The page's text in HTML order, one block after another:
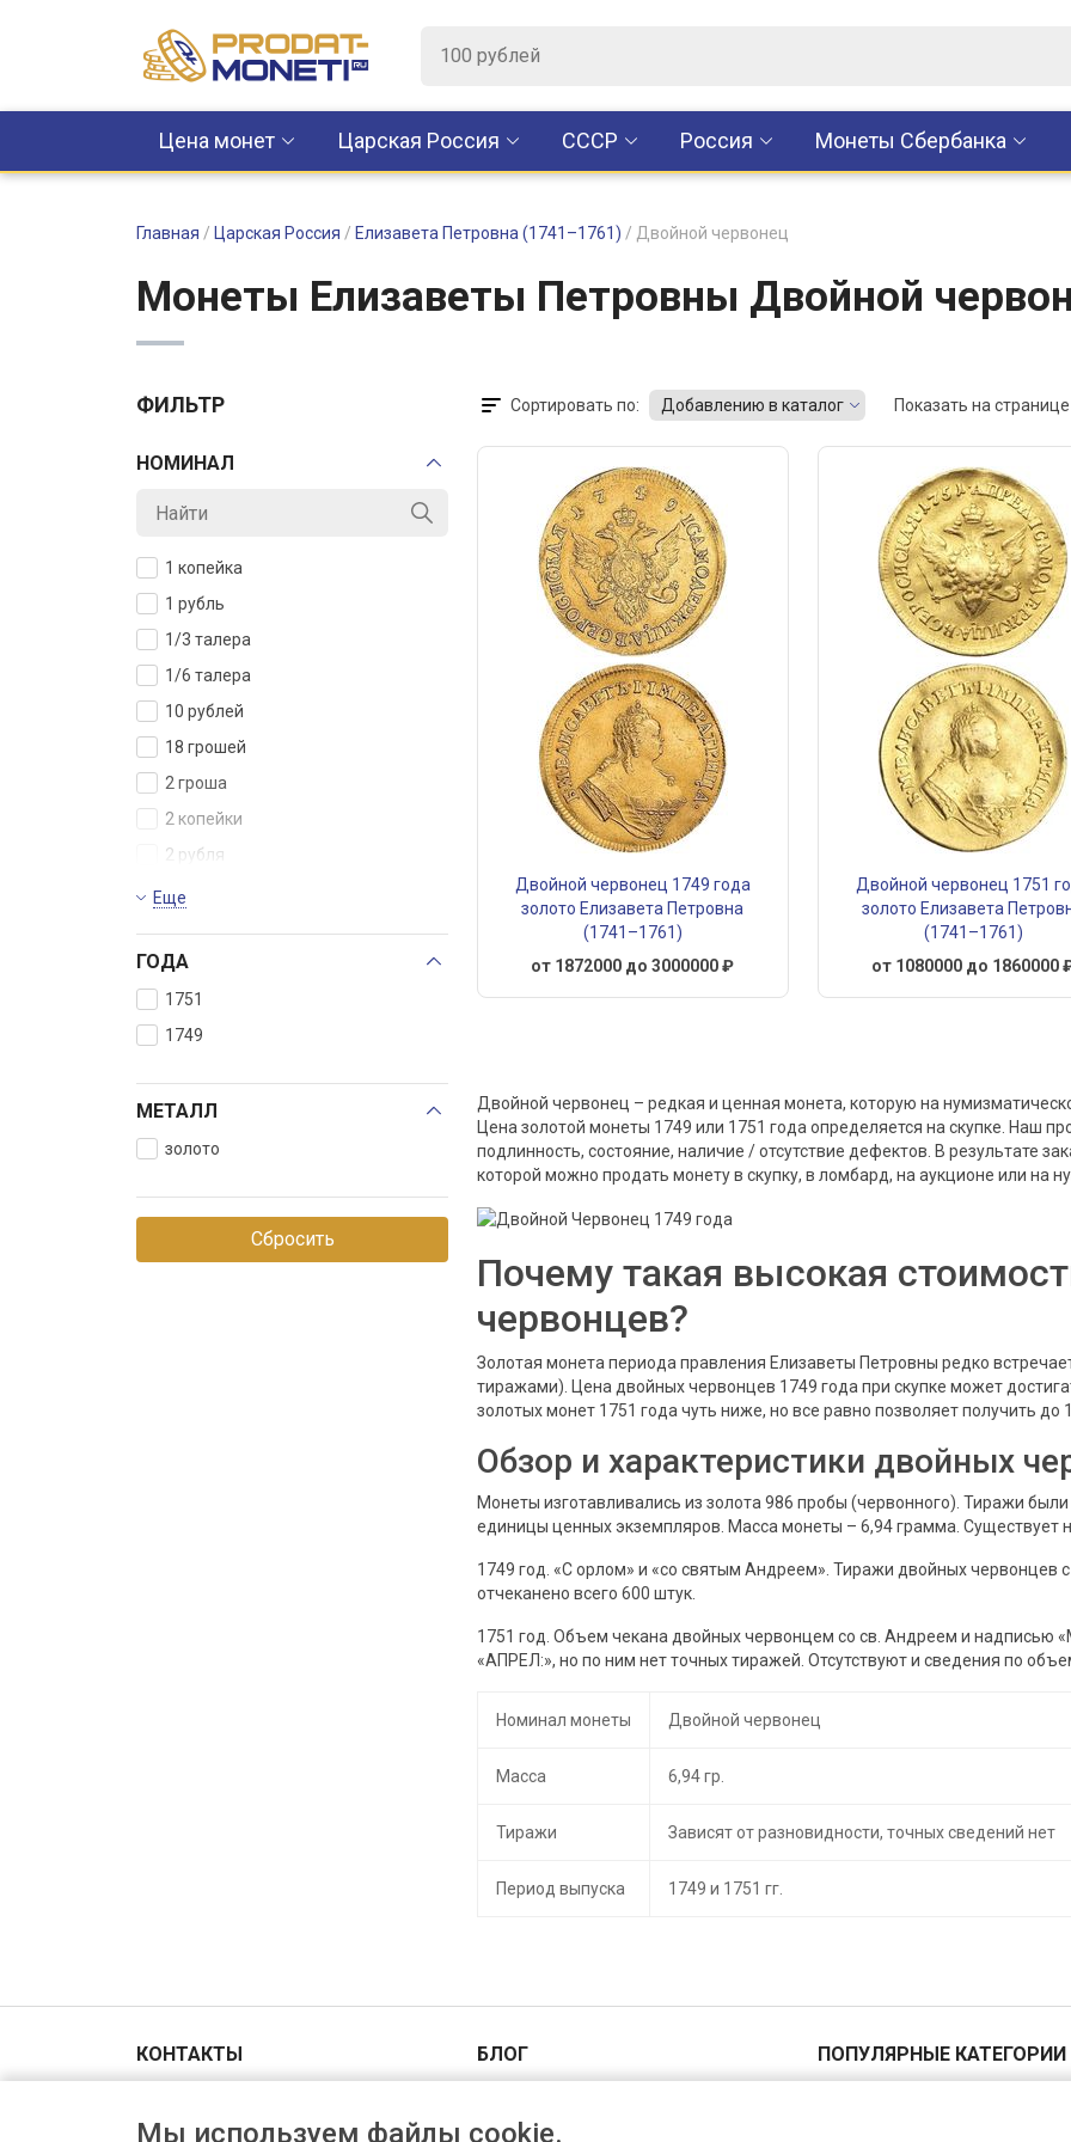
Цена монет Царская Россия CCCР Россия Монеты Сбербанка
Главная / Царская Россия / Елизавета Петровна (1741–1761) / Двойной червонец
Монеты Елизаветы Петровны Двойной
ФИЛЬТР
НОМИНАЛ
1 копейка
1 рубль
1/3 талера
1/6 талера
10 рублей
18 грошей
2 гроша
2 копейки
2 рубля
3 гроша
5 рублей
6 грошей
Гривенник
Денга
Ливонез
Полуполтинник
Еще
ГОДА
1751
1749
МЕТАЛЛ
золото
Сбросить
Сортировать по: Добавлению в каталог Показать на
Двойной червонец 1749 года
золото Елизавета Петровна
(1741–1761)
от 1872000 до 3000000 ₽
Двойной червонец 1751
золото Елизавета
(1741–1761)
от 1080000 до 1860000
Двойной червонец – редкая и ценная монета, которую на
Цена золотой монеты 1749 или 1751 года определяется на скупке. Наш
подлинность, состояние, наличие / отсутствие дефектов. В результате
которой можно продать монету в скупку, в ломбард, на аукционе или на
Почему такая высокая
червонцев?
Золотая монета периода правления Елизаветы Петровны редко
тиражами). Цена двойных червонцев 1749 года при скупке может
золотых монет 1751 года чуть ниже, но все равно позволяет получить до
Обзор и характеристики двойных
Монеты изготавливались из золота 986 пробы (червонного). Тиражи
единицы ценных экземпляров. Масса монеты – 6,94 грамма. Существует
1749 год. «С орлом» и «со святым Андреем». Тиражи двойных червонцев
отчеканено всего 600 штук.
1751 год. Объем чекана двойных червонцем со св. Андреем и надписью
«АПРЕЛ:», но по ним нет точных тиражей. Отсутствуют и сведения по
Номинал монеты Двойной червонец
Масса 6,94 гр.
Тиражи Зависят от разновидности, точных сведений нет
Период выпуска 1749 и 1751 гг.
КОНТАКТЫ
+7(903)006-00-44
БЛОГ ПОПУЛЯРНЫЕ КАТЕГОРИИ
Мы используем файлы cookie.